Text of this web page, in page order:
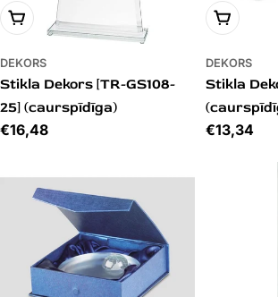
PIEVIENOT GROZAM
DEKORS
Stikla Dekors [TR-GS108-
25] (caurspīdīga)
Cena
€16,48
DEKORS
Stikla
Cena
€13,34